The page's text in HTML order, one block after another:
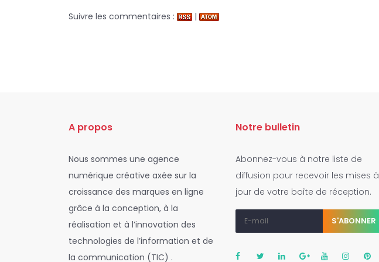
Suivre les commentaires : |
A propos
Nous sommes une agence
numérique créative axée sur la
croissance des marques en ligne
grâce à la conception, à la
réalisation et à l’innovation des
technologies de l’information et de
la communication (TIC) .
Notre bulletin
Abonnez-vous à notre liste de
diffusion pour recevoir les mises à
jour de votre boîte de réception.
S'ABONNER